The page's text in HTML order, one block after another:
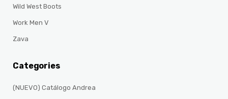
Wild West Boots
Work Men V
Zava
Categories
(NUEVO) Catálogo Andrea